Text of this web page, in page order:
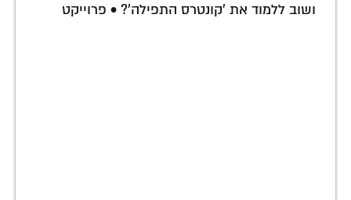
ושוב ללמוד את 'קונטרס התפילה'? • פרוייקט